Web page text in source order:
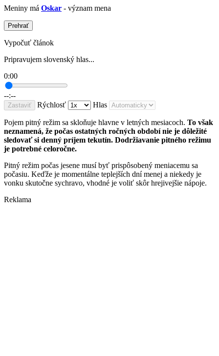
Meniny má Oskar - význam mena
Prehrať
Vypočuť článok
Pripravujem slovenský hlas...
0:00
--:--
Zastaviť Rýchlosť Hlas
Pojem pitný režim sa skloňuje hlavne v letných mesiacoch. To však
neznamená, že počas ostatných ročných období nie je dôležité
sledovať si denný príjem tekutín. Dodržiavanie pitného režimu
je potrebné celoročne.
Pitný režim počas jesene musí byť prispôsobený meniacemu sa
počasiu. Keďže je momentálne teplejších dní menej a niekedy je
vonku skutočne sychravo, vhodné je voliť skôr hrejivejšie nápoje.
Reklama